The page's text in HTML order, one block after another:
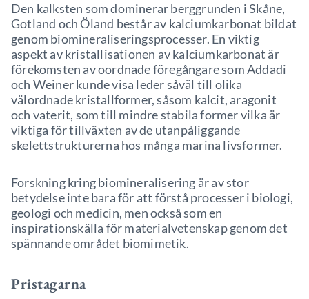
Den kalksten som dominerar berggrunden i Skåne,
Gotland och Öland består av kalciumkarbonat bildat
genom biomineraliseringsprocesser. En viktig
aspekt av kristallisationen av kalciumkarbonat är
förekomsten av oordnade föregångare som Addadi
och Weiner kunde visa leder såväl till olika
välordnade kristallformer, såsom kalcit, aragonit
och vaterit, som till mindre stabila former vilka är
viktiga för tillväxten av de utanpåliggande
skelettstrukturerna hos många marina livsformer.
Forskning kring biomineralisering är av stor
betydelse inte bara för att förstå processer i biologi,
geologi och medicin, men också som en
inspirationskälla för materialvetenskap genom det
spännande området biomimetik.
Pristagarna